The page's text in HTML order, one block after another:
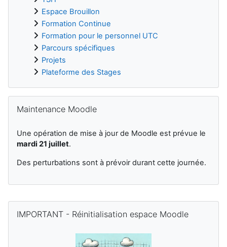
Espace Brouillon
Formation Continue
Formation pour le personnel UTC
Parcours spécifiques
Projets
Plateforme des Stages
Maintenance Moodle
Une opération de mise à jour de Moodle est prévue le
mardi 21 juillet.
Des perturbations sont à prévoir durant cette journée.
Blocchi supplementari
IMPORTANT - Réinitialisation espace Moodle